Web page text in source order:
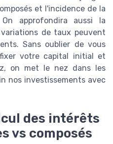
et l'incidence de la
approfondira aussi la
de taux peuvent
Sans oublier de vous
votre capital initial et
on met le nez dans les
nos investissements avec
des intérêts
vs composés